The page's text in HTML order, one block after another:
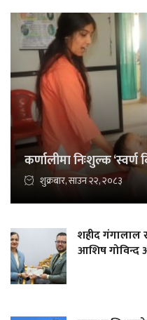
कर्णालीमा निःशुल्क ‘स्वर्ण
शुक्रबार, साउन २२, २०८३
शहीद गंगालाल
आशिष गोविन्द